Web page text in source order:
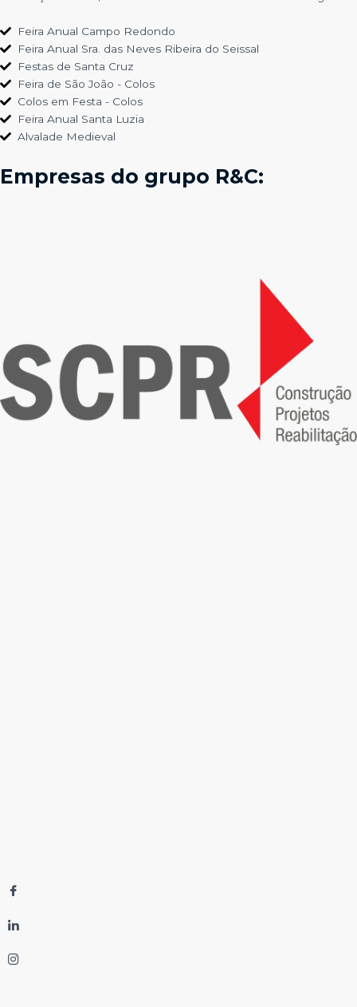
Feira Anual Campo Redondo
Feira Anual Sra. das Neves Ribeira do Seissal
Festas de Santa Cruz
Feira de São João - Colos
Colos em Festa - Colos
Feira Anual Santa Luzia
Alvalade Medieval
Empresas do grupo R&C: